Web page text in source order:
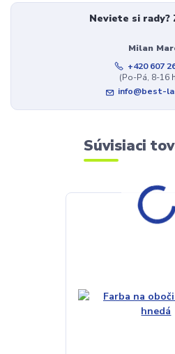
Neviete si rady?
Milan
+420 607
(Po-Pá, 8-16
info@best-
Súvisiaci